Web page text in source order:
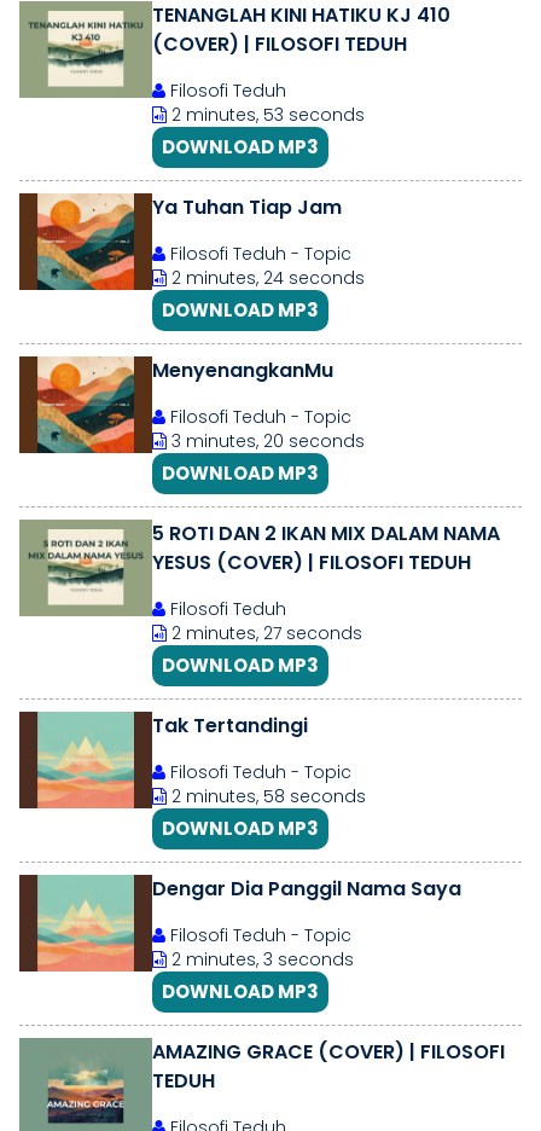
TENANGLAH KINI HATIKU KJ 410
(COVER) | FILOSOFI TEDUH
Filosofi Teduh
2 minutes, 53 seconds
DOWNLOAD MP3
Ya Tuhan Tiap Jam
Filosofi Teduh - Topic
2 minutes, 24 seconds
DOWNLOAD MP3
MenyenangkanMu
Filosofi Teduh - Topic
3 minutes, 20 seconds
DOWNLOAD MP3
5 ROTI DAN 2 IKAN MIX DALAM NAMA
YESUS (COVER) | FILOSOFI TEDUH
Filosofi Teduh
2 minutes, 27 seconds
DOWNLOAD MP3
Tak Tertandingi
Filosofi Teduh - Topic
2 minutes, 58 seconds
DOWNLOAD MP3
Dengar Dia Panggil Nama Saya
Filosofi Teduh - Topic
2 minutes, 3 seconds
DOWNLOAD MP3
AMAZING GRACE (COVER) | FILOSOFI
TEDUH